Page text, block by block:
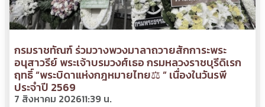
กรมราชทัณฑ์ ร่วมวางพวงมาลาถวายสักการะพระ
อนุสาวรีย์ พระเจ้าบรมวงศ์เธอ กรมหลวงราชบุรีดิเรก
ฤทธิ์ “พระบิดาแห่งกฎหมายไทย⚖ ” เนื่องในวันรพี
ประจำปี 2569
7 สิงหาคม 202611:39 น.